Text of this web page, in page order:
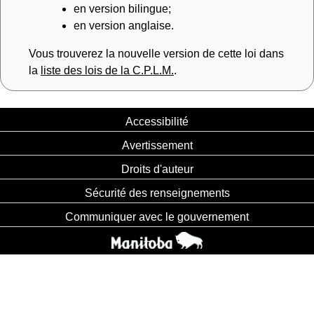
en version bilingue;
en version anglaise.
Vous trouverez la nouvelle version de cette loi dans
la liste des lois de la C.P.L.M..
Accessibilité
Avertissement
Droits d'auteur
Sécurité des renseignements
Communiquer avec le gouvernement